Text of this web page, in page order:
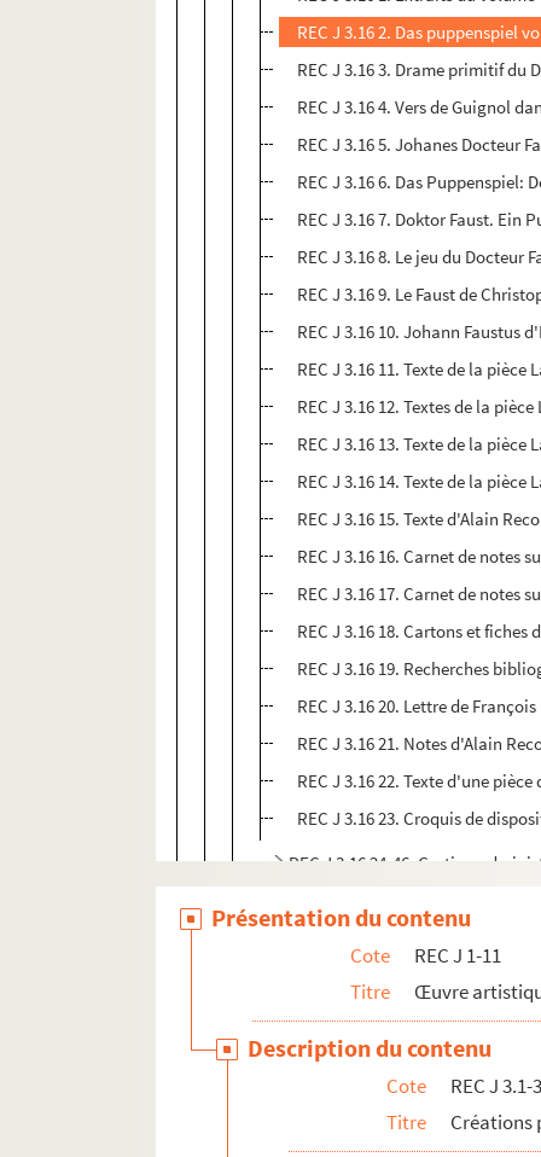
REC J 3.16 2. Das puppenspiel
REC J 3.16 3. Drame primitif du
REC J 3.16 4. Vers de Guignol
REC J 3.16 5. Johanes Docteur
REC J 3.16 6. Das Puppenspiel:
REC J 3.16 7. Doktor Faust. Ein
REC J 3.16 8. Le jeu du
REC J 3.16 9. Le Faust de
REC J 3.16 10. Johann Faustus
REC J 3.16 11. Texte de la
REC J 3.16 12. Textes de la
REC J 3.16 13. Texte de la
REC J 3.16 14. Texte de la
REC J 3.16 15. Texte d'Alain
REC J 3.16 16. Carnet de notes
REC J 3.16 17. Carnet de notes
REC J 3.16 18. Cartons et
REC J 3.16 19. Recherches
REC J 3.16 20. Lettre de
REC J 3.16 21. Notes d'Alain
REC J 3.16 22. Texte d'une
REC J 3.16 23. Croquis de
REC J 3.16 24-46. Gestion
REC J 3.17 1.33. Mouton-Pelote
REC J 3.18 1-6. Chili au cœur
REC J 3.19 1-11. Le sage émir et
REC J 3.20 1-58. La ballade de Mister
REC J 3.21 1-26. Punch and Judy
REC J 3.22 1-12. Punch et le serpent
Présentation du contenu
Cote
REC J 1-11
Titre
Œuvre
Description du contenu
Cote
REC J 3.1-
Titre
Créations